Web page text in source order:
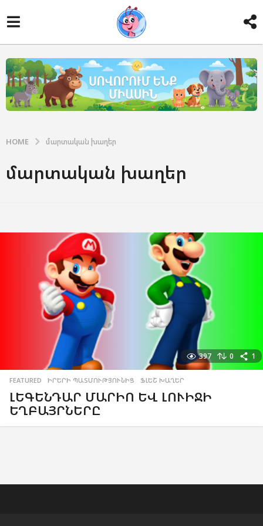
HOME մարտական խաղեր
մարտական խաղեր
397 0 1
FEATURED ,ԻՐԵՐԻ ՊԱՏՄՈՒԹՅՈՒՆԻՑ ,ՖԼԵՇ ԽԱՂԵՐ
ԼԵԳԵՆԴԱՐ ՄԱՐԻՈ ԵՎ ԼՈՒԻՋԻ
ԵՂԲԱՅՐՆԵՐԸ